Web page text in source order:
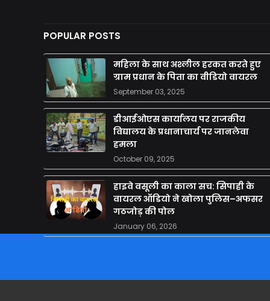
POPULAR POSTS
महिला के साथ अश्लील हरकत करते हुए
ग्राम प्रधान के पिता का वीडियो वायरल
September 03, 2025
डीआईओएस कार्यालय पर राजकीय
विद्यालय के प्रधानाचार्य पर जानलेवा
हमला
October 09, 2025
हाइवे वसूली का काला सच: सिपाही के
वायरल ऑडियो ने खोला पुलिस–अफसर
गठजोड़ की पोल
January 06, 2026